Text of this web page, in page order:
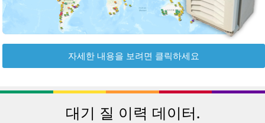
자세한 내용을 보려면 클릭하세요
대기 질 이력 데이터.